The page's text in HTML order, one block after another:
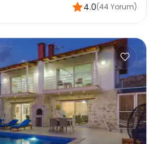
4.0(44 Yorum)